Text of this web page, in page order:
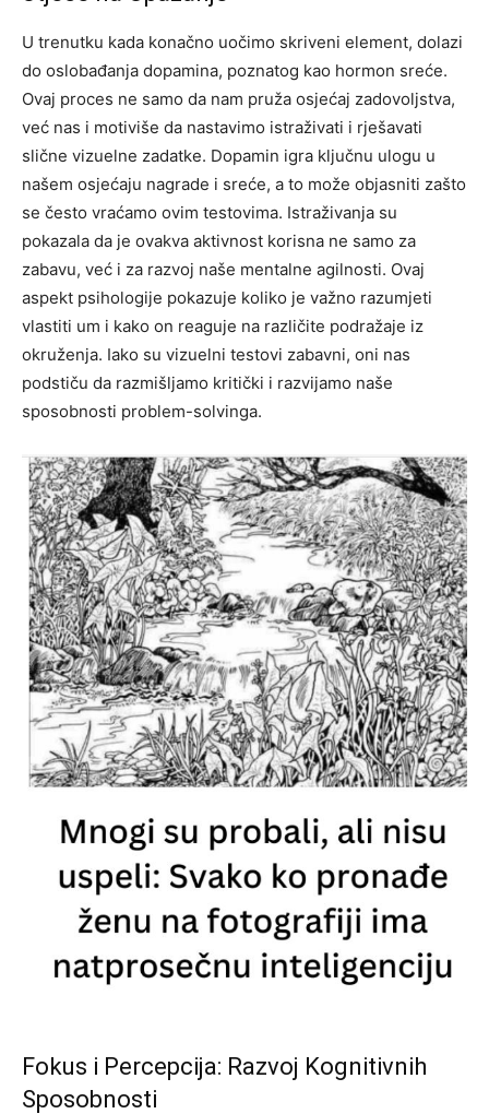
U trenutku kada konačno uočimo skriveni element, dolazi
do oslobađanja dopamina, poznatog kao hormon sreće.
Ovaj proces ne samo da nam pruža osjećaj zadovoljstva,
već nas i motiviše da nastavimo istraživati i rješavati
slične vizuelne zadatke. Dopamin igra ključnu ulogu u
našem osjećaju nagrade i sreće, a to može objasniti zašto
se često vraćamo ovim testovima. Istraživanja su
pokazala da je ovakva aktivnost korisna ne samo za
zabavu, već i za razvoj naše mentalne agilnosti. Ovaj
aspekt psihologije pokazuje koliko je važno razumjeti
vlastiti um i kako on reaguje na različite podražaje iz
okruženja. Iako su vizuelni testovi zabavni, oni nas
podstiču da razmišljamo kritički i razvijamo naše
sposobnosti problem-solvinga.
Fokus i Percepcija: Razvoj Kognitivnih
Sposobnosti